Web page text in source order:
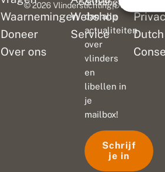
Waarnemingen
Doneer
Over ons
Webshop
Service
ontvangt
dan alle
actualiteiten
over
vlinders
en
libellen in
je
mailbox!
Schrijf
je in
© 2026 Vlinderstichting|Duurzaam